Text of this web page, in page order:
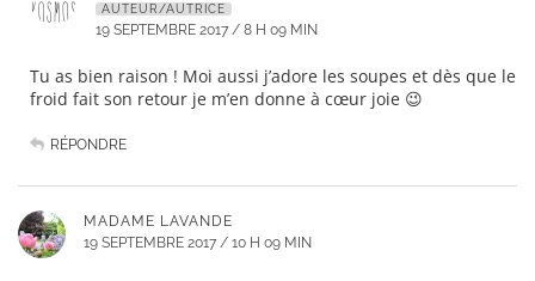
AUTEUR/AUTRICE
19 SEPTEMBRE 2017 / 8 H 09 MIN
Tu as bien raison ! Moi aussi j’adore les soupes et dès que le
froid fait son retour je m’en donne à cœur joie 😉
RÉPONDRE
MADAME LAVANDE
19 SEPTEMBRE 2017 / 10 H 09 MIN